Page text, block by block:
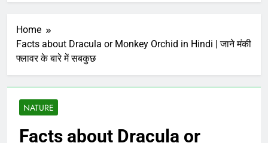
Home
Facts about Dracula or Monkey Orchid in Hindi | जाने मंकी
फ्लावर के बारे में सबकुछ
NATURE
Facts about Dracula or